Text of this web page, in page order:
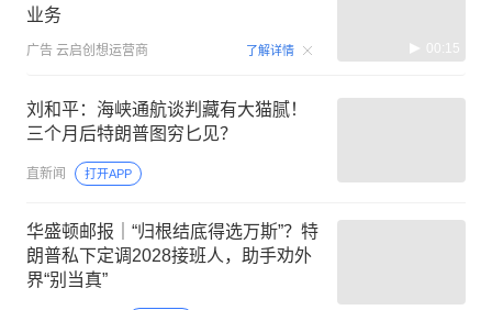
业务
广告 云启创想运营商 了解详情 00:15
刘和平：海峡通航谈判藏有大猫腻！
三个月后特朗普图穷匕见？
直新闻 打开APP
华盛顿邮报｜“归根结底得选万斯”？特
朗普私下定调2028接班人，助手劝外
界“别当真”